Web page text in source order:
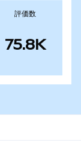
評価数
75.8K